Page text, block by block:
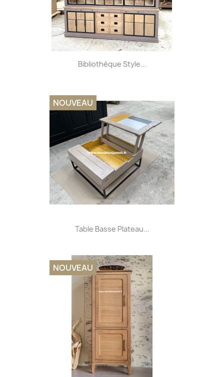
Bibliothèque Style...
Table Basse Plateau...
NOUVEAU
NOUVEAU